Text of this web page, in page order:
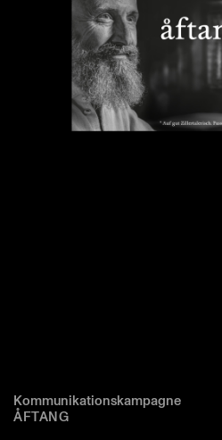
Kommunikationskampagne
ÅFTANG